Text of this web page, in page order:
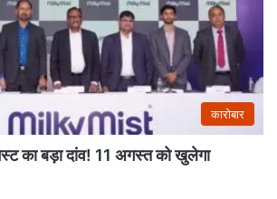
कारोबार
का बड़ा दांव! 11 अगस्त को खुलेगा